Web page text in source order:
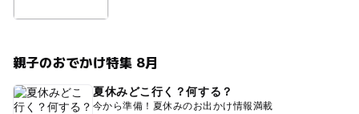
親子のおでかけ特集 8月
夏休みどこ行く？何する？
今から準備！夏休みのお出かけ情報満載